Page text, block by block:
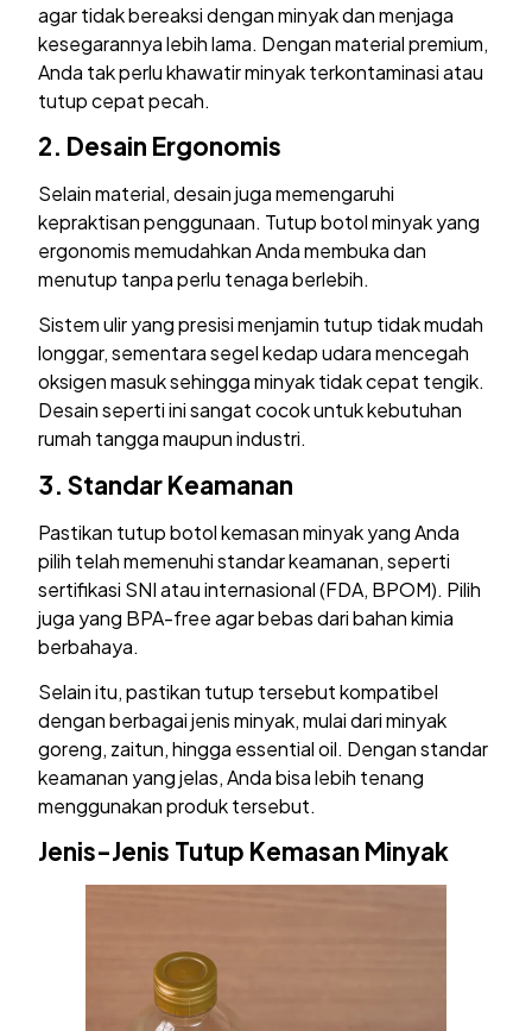
agar tidak bereaksi dengan minyak dan menjaga
kesegarannya lebih lama. Dengan material premium,
Anda tak perlu khawatir minyak terkontaminasi atau
tutup cepat pecah.
2. Desain Ergonomis
Selain material, desain juga memengaruhi
kepraktisan penggunaan. Tutup botol minyak yang
ergonomis memudahkan Anda membuka dan
menutup tanpa perlu tenaga berlebih.
Sistem ulir yang presisi menjamin tutup tidak mudah
longgar, sementara segel kedap udara mencegah
oksigen masuk sehingga minyak tidak cepat tengik.
Desain seperti ini sangat cocok untuk kebutuhan
rumah tangga maupun industri.
3. Standar Keamanan
Pastikan tutup botol kemasan minyak yang Anda
pilih telah memenuhi standar keamanan, seperti
sertifikasi SNI atau internasional (FDA, BPOM). Pilih
juga yang BPA-free agar bebas dari bahan kimia
berbahaya.
Selain itu, pastikan tutup tersebut kompatibel
dengan berbagai jenis minyak, mulai dari minyak
goreng, zaitun, hingga essential oil. Dengan standar
keamanan yang jelas, Anda bisa lebih tenang
menggunakan produk tersebut.
Jenis-Jenis Tutup Kemasan Minyak